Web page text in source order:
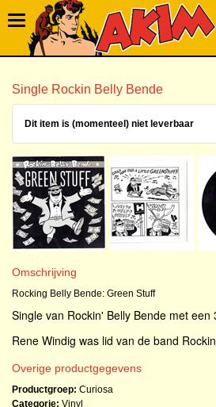
Single Rockin Belly Bende
Dit item is (momenteel) niet leverbaar
Omschrijving
Rocking Belly Bende: Green Stuff
Single van Rockin' Belly Bende met
Rene Windig was lid van de band
Overige productgegevens
Productgroep: Curiosa
Categorie: Vinyl